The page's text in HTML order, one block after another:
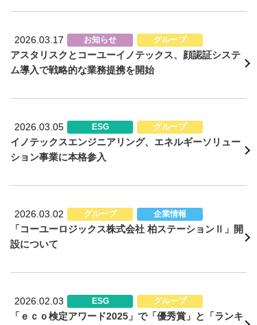
2026.03.17 お知らせ グループ
アスタリスクとコーユーイノテックス、顔認証システ
ム導入で戦略的な業務提携を開始
2026.03.05 ESG グループ
イノテックスエンジニアリング、エネルギーソリュー
ション事業に本格参入
2026.03.02 グループ 企業情報
「コーユーロジックス株式会社 柏ステーションⅡ」開
設について
2026.02.03 ESG グループ
「ｅｃｏ検定アワード2025」で「優秀賞」と「ランキ